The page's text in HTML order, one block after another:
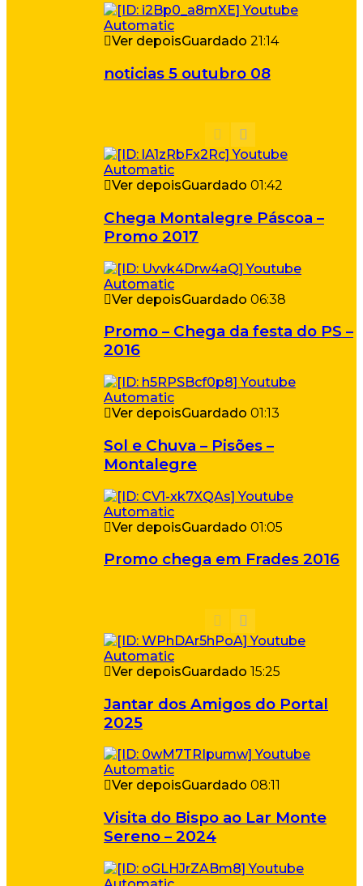
Ver depoisGuardado 21:14
noticias 5 outubro 08
Ver depoisGuardado 01:42
Chega Montalegre Páscoa –
Promo 2017
Ver depoisGuardado 06:38
Promo – Chega da festa do PS –
2016
Ver depoisGuardado 01:13
Sol e Chuva – Pisões –
Montalegre
Ver depoisGuardado 01:05
Promo chega em Frades 2016
Ver depoisGuardado 15:25
Jantar dos Amigos do Portal
2025
Ver depoisGuardado 08:11
Visita do Bispo ao Lar Monte
Sereno – 2024